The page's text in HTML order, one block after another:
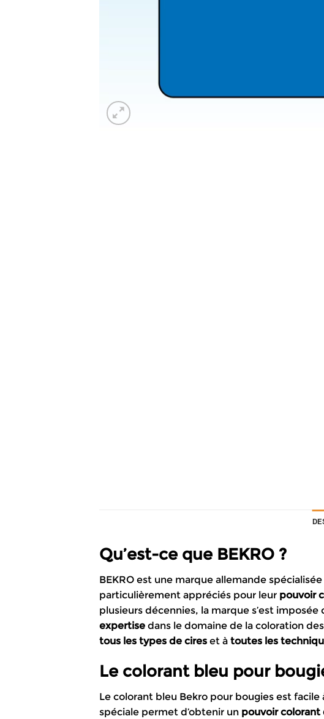
Qu’est-ce que BEKRO ?
BEKRO est une marque allemande
particulièrement appréciés pour leur pouvoir
plusieurs décennies, la marque s’est
expertise dans le domaine de la coloration
tous les types de cires et à toutes les
Le colorant bleu pour
Le colorant bleu Bekro pour bougies est
spéciale permet d’obtenir un pouvoir colorant